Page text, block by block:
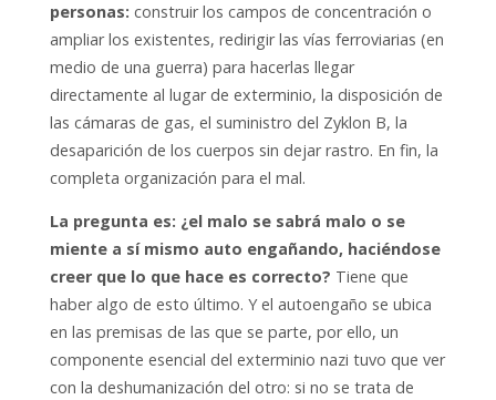
personas: construir los campos de concentración o
ampliar los existentes, redirigir las vías ferroviarias (en
medio de una guerra) para hacerlas llegar
directamente al lugar de exterminio, la disposición de
las cámaras de gas, el suministro del Zyklon B, la
desaparición de los cuerpos sin dejar rastro. En fin, la
completa organización para el mal.
La pregunta es: ¿el malo se sabrá malo o se
miente a sí mismo auto engañando, haciéndose
creer que lo que hace es correcto? Tiene que
haber algo de esto último. Y el autoengaño se ubica
en las premisas de las que se parte, por ello, un
componente esencial del exterminio nazi tuvo que ver
con la deshumanización del otro: si no se trata de